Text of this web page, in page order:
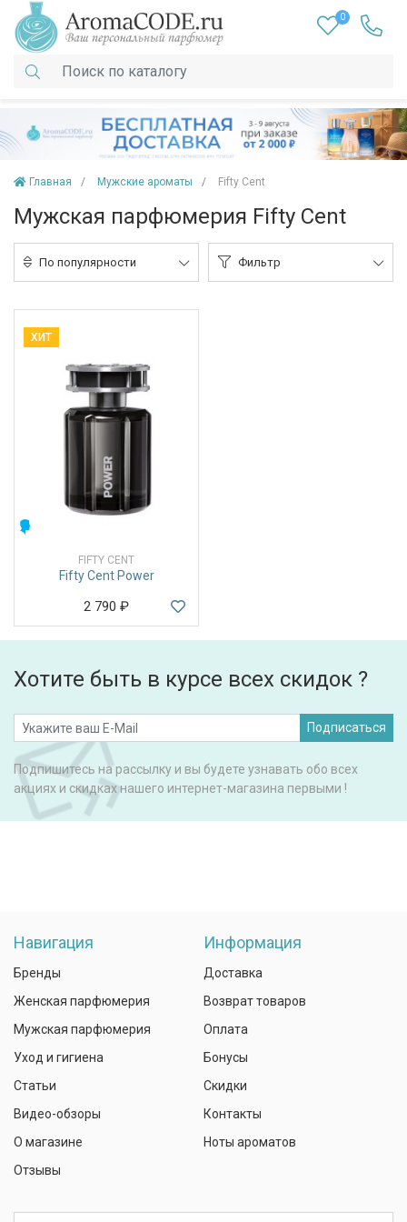
0
Главная Мужские ароматы Fifty Cent
Мужская парфюмерия Fifty Cent
По популярности Фильтр
ХИТ
FIFTY CENT
Fifty Cent Power
2 790 ₽
Хотите быть в курсе всех скидок ?
Подписаться
Подпишитесь на рассылку и вы будете узнавать обо всех
акциях и скидках нашего интернет-магазина первыми !
Навигация
Бренды
Женская парфюмерия
Мужская парфюмерия
Уход и гигиена
Статьи
Видео-обзоры
О магазине
Отзывы
Информация
Доставка
Возврат товаров
Оплата
Бонусы
Скидки
Контакты
Ноты ароматов